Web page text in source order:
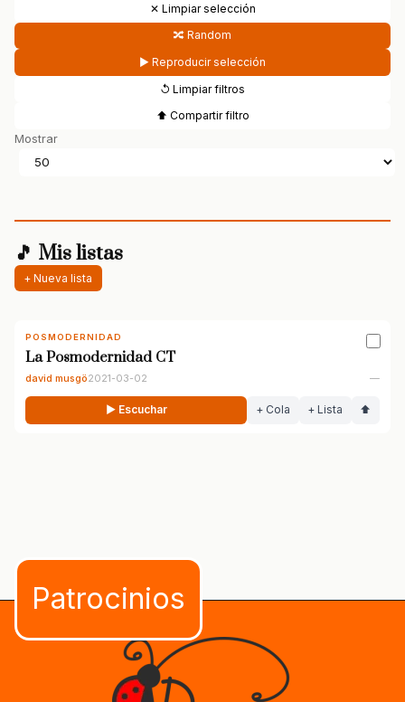
✕ Limpiar selección
🔀 Random
▶ Reproducir selección
↺ Limpiar filtros
⬆ Compartir filtro
Mostrar
🎵 Mis listas
+ Nueva lista
POSMODERNIDAD
La Posmodernidad CT
david musgö2021-03-02 —
▶ Escuchar + Cola + Lista ⬆